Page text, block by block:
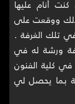
أنام عليها
ووقعت على
تلك الغرفة .
ورشة له في
في كلية الفنون
بما يحصل لي